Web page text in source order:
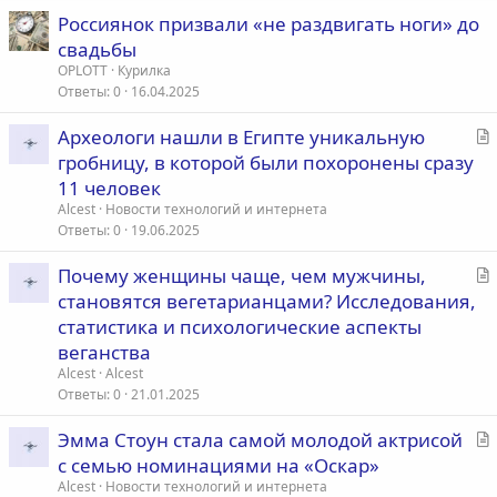
в общественном месте, чтобы посмотреть на реакцию
кавалера) то в ход идут более «бытовые» проверки. За
неимением иного – женщина ставит источником конфликта
себя. Например, дает повод для ревности, капризничает
*** Проверки могут быть выражены в следующих формах:
- по телефону; (отмена свидания – дабы узнать, насколько
заинтересован в ней)
- намеренные опоздания; (насколько терпелив по отношению
к ней)
- разведение на деньги; (сколько можно получить прежде чем
отдаться)
- вредность. (будет ли терпеть капризы)
Все они имеют первостепенную цель – выяснить насколько
мужчина «силен характером». Женщины не понимают того,
что «благородный любящий рыцарь» и заплатит в ресторане,
и простит капризы, и даст время, чтобы подумать, и
переназначит встречу (исковеркав все свои намеченные дела),
и ждать будет часами перед свиданием. Но такой мужчина –
записывается, как «слабохарактерный». И не важно, что
мужчина при этом сворачивает горы. Не важно то, что
настоящих испытаний на пути, проведенном вместе, не
Россиянок призвали «не раздвигать ноги» до
свадьбы
OPLOTT Курилка
Ответы 0 16.04.2025
С
Археологи нашли в Египте уникальную
гробницу, в которой были похоронены сразу
11 человек
Alcest Новости технологий и интернета
Ответы 0 19.06.2025
С
Почему женщины чаще, чем мужчины,
становятся вегетарианцами? Исследования,
статистика и психологические аспекты
веганства
Alcest Alcest
Ответы 0 21.01.2025
С
Эмма Стоун стала самой молодой актрисой
с семью номинациями на «Оскар»
Alcest Новости технологий и интернета